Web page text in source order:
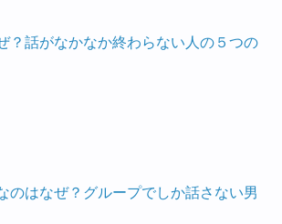
？話がなかなか終わらない人の５つの
のはなぜ？グループでしか話さない男